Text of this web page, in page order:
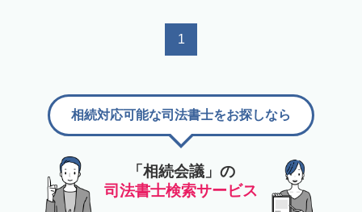
1
「相続会議」の
司法書士検索サービス
相続対応可能な司法書士をお探しなら